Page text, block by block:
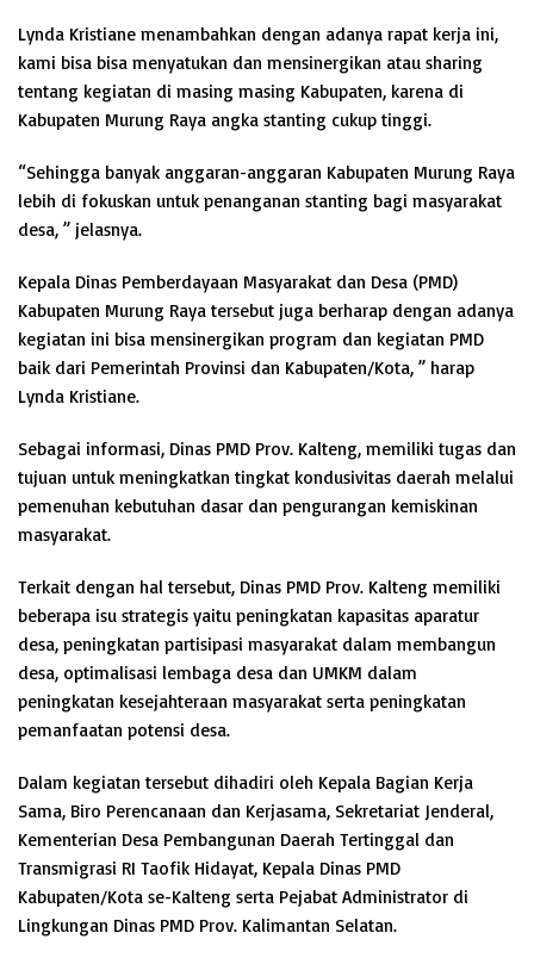
Lynda Kristiane menambahkan dengan adanya rapat kerja ini,
kami bisa bisa menyatukan dan mensinergikan atau sharing
tentang kegiatan di masing masing Kabupaten, karena di
Kabupaten Murung Raya angka stanting cukup tinggi.
“Sehingga banyak anggaran-anggaran Kabupaten Murung Raya
lebih di fokuskan untuk penanganan stanting bagi masyarakat
desa, ” jelasnya.
Kepala Dinas Pemberdayaan Masyarakat dan Desa (PMD)
Kabupaten Murung Raya tersebut juga berharap dengan adanya
kegiatan ini bisa mensinergikan program dan kegiatan PMD
baik dari Pemerintah Provinsi dan Kabupaten/Kota, ” harap
Lynda Kristiane.
Sebagai informasi, Dinas PMD Prov. Kalteng, memiliki tugas dan
tujuan untuk meningkatkan tingkat kondusivitas daerah melalui
pemenuhan kebutuhan dasar dan pengurangan kemiskinan
masyarakat.
Terkait dengan hal tersebut, Dinas PMD Prov. Kalteng memiliki
beberapa isu strategis yaitu peningkatan kapasitas aparatur
desa, peningkatan partisipasi masyarakat dalam membangun
desa, optimalisasi lembaga desa dan UMKM dalam
peningkatan kesejahteraan masyarakat serta peningkatan
pemanfaatan potensi desa.
Dalam kegiatan tersebut dihadiri oleh Kepala Bagian Kerja
Sama, Biro Perencanaan dan Kerjasama, Sekretariat Jenderal,
Kementerian Desa Pembangunan Daerah Tertinggal dan
Transmigrasi RI Taofik Hidayat, Kepala Dinas PMD
Kabupaten/Kota se-Kalteng serta Pejabat Administrator di
Lingkungan Dinas PMD Prov. Kalimantan Selatan.